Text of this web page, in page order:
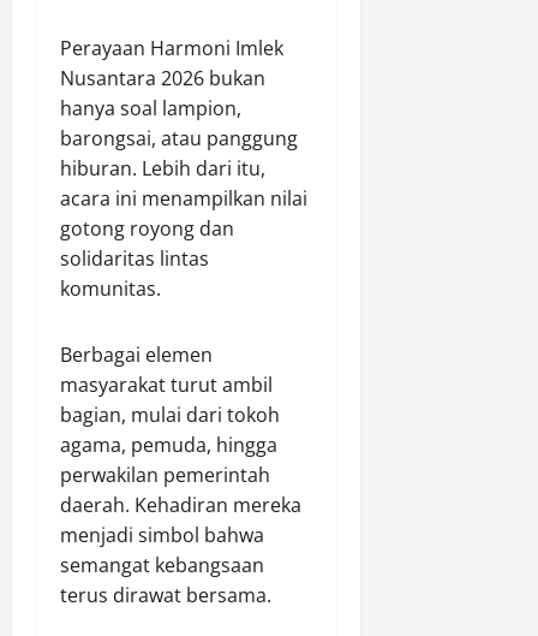
Perayaan Harmoni Imlek
Nusantara 2026 bukan
hanya soal lampion,
barongsai, atau panggung
hiburan. Lebih dari itu,
acara ini menampilkan nilai
gotong royong dan
solidaritas lintas
komunitas.
Berbagai elemen
masyarakat turut ambil
bagian, mulai dari tokoh
agama, pemuda, hingga
perwakilan pemerintah
daerah. Kehadiran mereka
menjadi simbol bahwa
semangat kebangsaan
terus dirawat bersama.